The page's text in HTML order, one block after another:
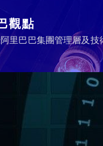
觀點
里巴巴集團管理層及